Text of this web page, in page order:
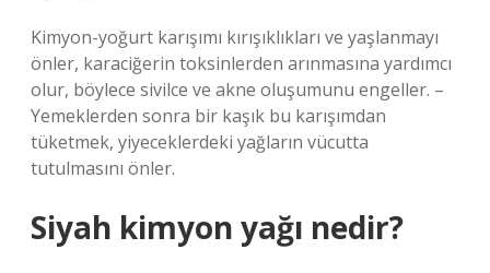
Kimyon-yoğurt karışımı kırışıklıkları ve yaşlanmayı
önler, karaciğerin toksinlerden arınmasına yardımcı
olur, böylece sivilce ve akne oluşumunu engeller. –
Yemeklerden sonra bir kaşık bu karışımdan
tüketmek, yiyeceklerdeki yağların vücutta
tutulmasını önler.
Siyah kimyon yağı nedir?